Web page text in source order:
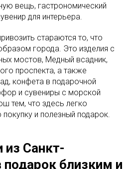
вещь, гастрономический
для интерьера.
стараются то, что
города. Это изделия с
мостов, Медный всадник,
проспекта, а также
конфета в подарочной
и сувениры с морской
тем, что здесь легко
и полезный подарок.
из Санкт-
подарок близким и